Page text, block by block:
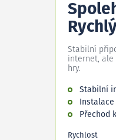
Stabilní
internet, ale
hry.
Stabilní
Instalace
Přechod
Rychlost